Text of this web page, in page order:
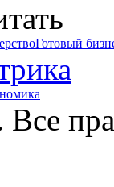
Готовый
Все